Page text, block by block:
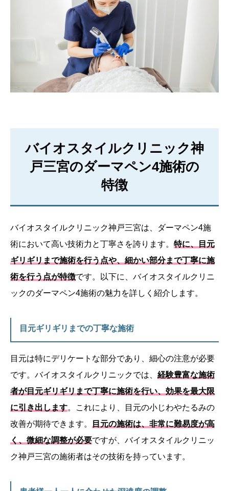
バイオスタイルクリニック神
戸三宮のダーマペン4施術の
特徴
バイオスタイルクリニック神戸三宮は、ダーマペン4施
術において高い技術力と丁寧さを誇ります。 特に、目元
ギリギリまで施術を行う点や、細かい部分まで丁寧に施
術を行う点が特徴です。以下に、バイオスタイルクリニ
ックのダーマペン4施術の魅力を詳しく紹介します。
目元ギリギリまでの丁寧な施術
目元は特にデリケートな部分であり、細心の注意が必要
です。バイオスタイルクリニックでは、 経験豊富な施術
者が目元ギリギリまで丁寧に施術を行い、効果を最大限
に引き出します。これにより、目元の小じわやたるみの
改善が期待できます。
目元の施術は、非常に難易度が高
く、微細な調整が必要ですが、バイオスタイルクリニッ
ク神戸三宮の施術者はその技術を持っています。